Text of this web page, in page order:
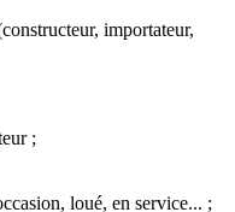
importateur,
;
loué, en service... ;